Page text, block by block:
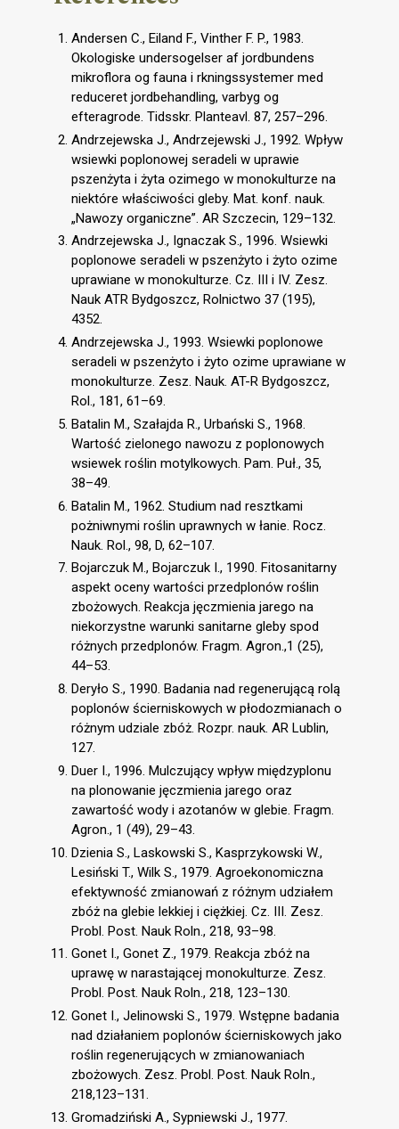
Andersen C., Eiland F., Vinther F. P., 1983.
Okologiske undersogelser af jordbundens
mikroflora og fauna i rkningssystemer med
reduceret jordbehandling, varbyg og
efteragrode. Tidsskr. Planteavl. 87, 257–296.
Andrzejewska J., Andrzejewski J., 1992. Wpływ
wsiewki poplonowej seradeli w uprawie
pszenżyta i żyta ozimego w monokulturze na
niektóre właściwości gleby. Mat. konf. nauk.
„Nawozy organiczne”. AR Szczecin, 129–132.
Andrzejewska J., Ignaczak S., 1996. Wsiewki
poplonowe seradeli w pszenżyto i żyto ozime
uprawiane w monokulturze. Cz. III i IV. Zesz.
Nauk ATR Bydgoszcz, Rolnictwo 37 (195),
4352.
Andrzejewska J., 1993. Wsiewki poplonowe
seradeli w pszenżyto i żyto ozime uprawiane w
monokulturze. Zesz. Nauk. AT-R Bydgoszcz,
Rol., 181, 61–69.
Batalin M., Szałajda R., Urbański S., 1968.
Wartość zielonego nawozu z poplonowych
wsiewek roślin motylkowych. Pam. Puł., 35,
38–49.
Batalin M., 1962. Studium nad resztkami
pożniwnymi roślin uprawnych w łanie. Rocz.
Nauk. Rol., 98, D, 62–107.
Bojarczuk M., Bojarczuk I., 1990. Fitosanitarny
aspekt oceny wartości przedplonów roślin
zbożowych. Reakcja jęczmienia jarego na
niekorzystne warunki sanitarne gleby spod
różnych przedplonów. Fragm. Agron.,1 (25),
44–53.
Deryło S., 1990. Badania nad regenerującą rolą
poplonów ścierniskowych w płodozmianach o
różnym udziale zbóż. Rozpr. nauk. AR Lublin,
127.
Duer I., 1996. Mulczujący wpływ międzyplonu
na plonowanie jęczmienia jarego oraz
zawartość wody i azotanów w glebie. Fragm.
Agron., 1 (49), 29–43.
Dzienia S., Laskowski S., Kasprzykowski W.,
Lesiński T., Wilk S., 1979. Agroekonomiczna
efektywność zmianowań z różnym udziałem
zbóż na glebie lekkiej i ciężkiej. Cz. III. Zesz.
Probl. Post. Nauk Roln., 218, 93–98.
Gonet I., Gonet Z., 1979. Reakcja zbóż na
uprawę w narastającej monokulturze. Zesz.
Probl. Post. Nauk Roln., 218, 123–130.
Gonet I., Jelinowski S., 1979. Wstępne badania
nad działaniem poplonów ścierniskowych jako
roślin regenerujących w zmianowaniach
zbożowych. Zesz. Probl. Post. Nauk Roln.,
218,123–131.
Gromadziński A., Sypniewski J., 1977.